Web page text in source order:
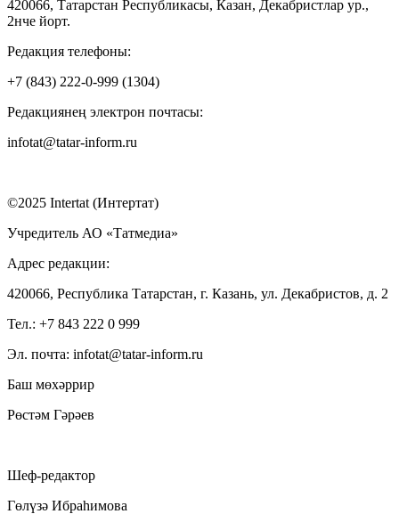
420066, Татарстан Республикасы, Казан, Декабристлар ур.,
2нче йорт.
Редакция телефоны:
+7 (843) 222-0-999 (1304)
Редакциянең электрон почтасы:
infotat@tatar-inform.ru
©2025 Intertat (Интертат)
Учредитель АО «Татмедиа»
Адрес редакции:
420066, Республика Татарстан, г. Казань, ул. Декабристов, д. 2
Тел.: +7 843 222 0 999
Эл. почта: infotat@tatar-inform.ru
Баш мөхәррир
Рөстәм Гәрәев
Шеф-редактор
Гөлүзә Ибраһимова